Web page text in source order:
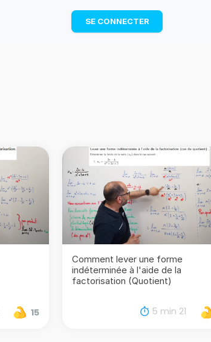
TÉLÉCHARGER
SE CONNECTER
15
Comment lever une forme
indéterminée à l'aide de la
factorisation (Quotient)
5 min 21